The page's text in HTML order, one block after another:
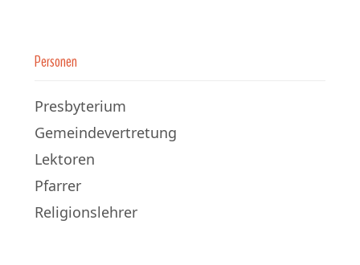
Personen
Presbyterium
Gemeindevertretung
Lektoren
Pfarrer
Religionslehrer